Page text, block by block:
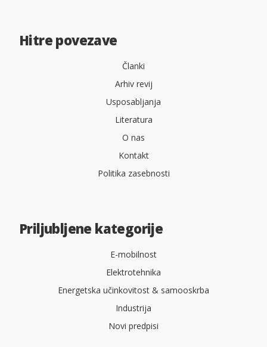
Hitre povezave
Članki
Arhiv revij
Usposabljanja
Literatura
O nas
Kontakt
Politika zasebnosti
Priljubljene kategorije
E-mobilnost
Elektrotehnika
Energetska učinkovitost & samooskrba
Industrija
Novi predpisi